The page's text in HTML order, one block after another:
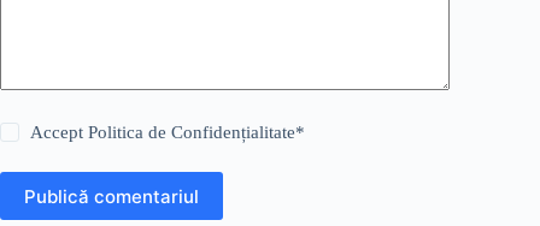
AcceptPolitica de Confidențialitate*
Publică comentariul